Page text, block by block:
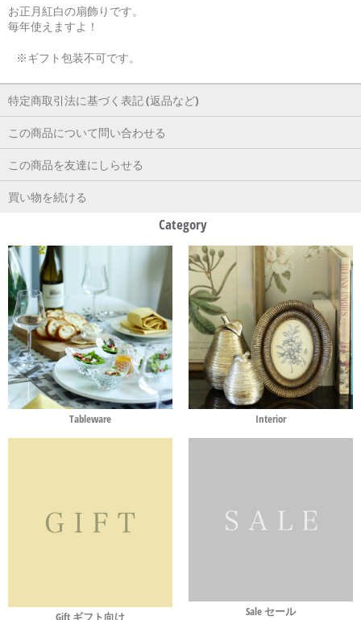
お正月紅白の扇飾りです。
毎年使えますよ！
※ギフト包装不可です。
特定商取引法に基づく表記 (返品など)
この商品について問い合わせる
この商品を友達にしらせる
買い物を続ける
Category
Tableware Interior
Gift ギフト向け Sale セール